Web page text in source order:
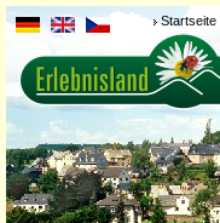
Startseite